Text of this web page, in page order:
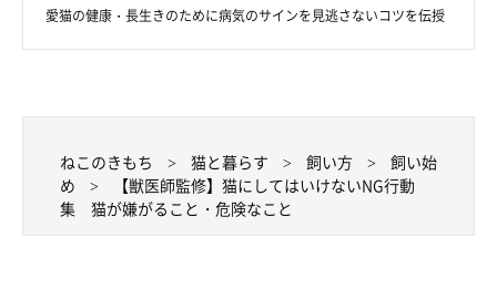
愛猫の健康・長生きのために病気のサインを見逃さないコツを伝授
ねこのきもち 猫と暮らす 飼い方
飼い始
め
【獣医師監修】猫にしてはいけないNG行動
集 猫が嫌がること・危険なこと